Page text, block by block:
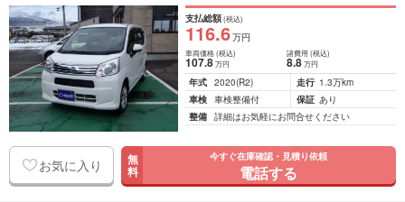
支払総額(税込)
116.6万円
車両価格(税込)
107.8万円
諸費用 (税込)
8.8 万円
年式 2020(R2) 走行 1.3万km
車検 車検整備付 保証 あり
整備 詳細はお気軽にお問合せください
お気に入り 無
料
今すぐ在庫確認・見積り依頼
電話する